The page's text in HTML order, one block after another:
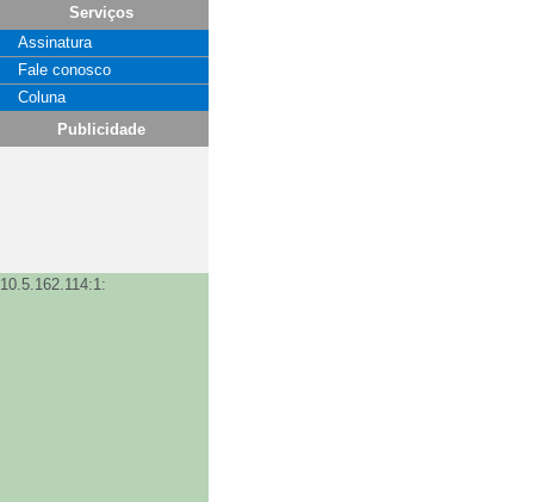
Serviços
Assinatura
Fale conosco
Coluna
Publicidade
10.5.162.114:1: